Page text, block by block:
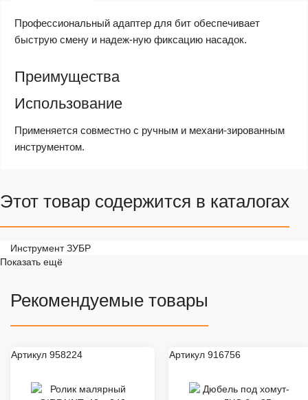
Профессиональный адаптер для бит обеспечивает
быструю смену и надеж-ную фиксацию насадок.
Преимущества
Использование
Применяется совместно с ручным и механи-зированным
инструментом.
Этот товар содержится в каталогах
Инструмент ЗУБР
Показать ещё
Рекомендуемые товары
Артикул 958224 Артикул 916756